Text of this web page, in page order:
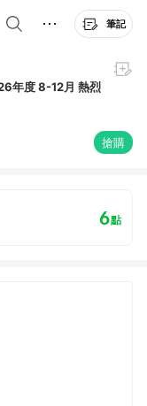
筆記
年度 8-12月 熱烈
搶購
6點